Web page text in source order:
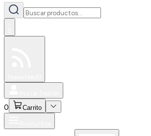
0 Carrito